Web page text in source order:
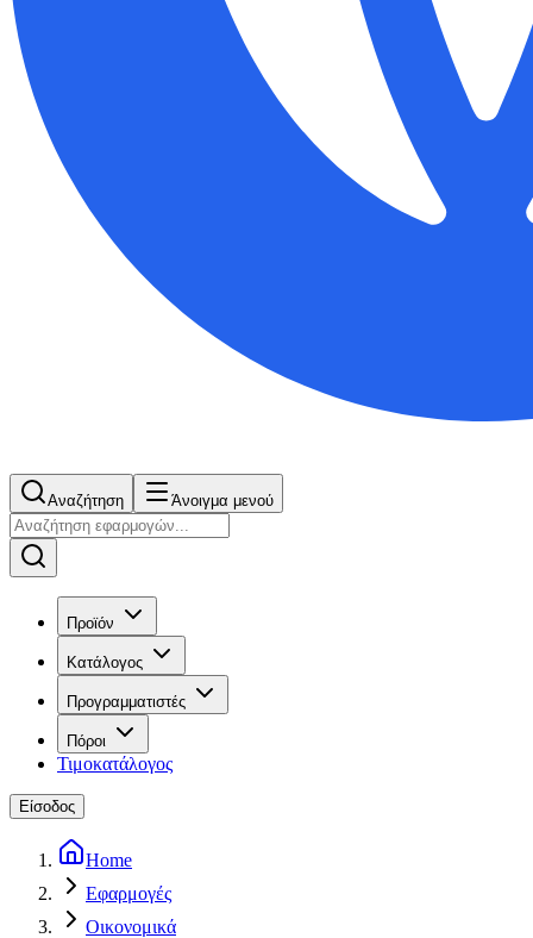
Αναζήτηση Άνοιγμα μενού
Προϊόν
Κατάλογος
Προγραμματιστές
Πόροι
Τιμοκατάλογος
Είσοδος
Home
Εφαρμογές
Οικονομικά